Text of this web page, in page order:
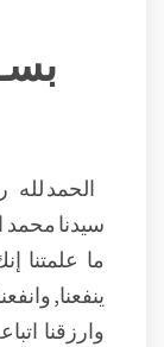
الحمد
سيدنا محمد
ما علمتنا
ينفعنا,
وارزقنا